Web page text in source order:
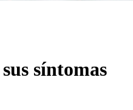
síntomas